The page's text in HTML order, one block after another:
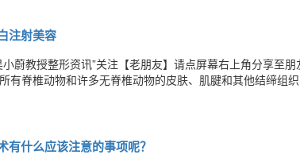
注射美容
小蔚教授整形资讯”关注【老朋友】请点屏幕右上角分享至
有脊椎动物和许多无脊椎动物的皮肤、肌腱和其他结缔组
有什么应该注意的事项呢？